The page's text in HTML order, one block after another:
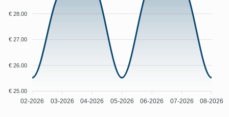
€ 28.00
€ 27.00
€ 26.00
€ 25.00
02-2026 03-2026 04-2026 05-2026 06-2026 07-2026 08-2026